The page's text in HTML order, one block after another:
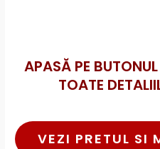
APASĂ PE
TOATE
VEZI PRETUL SI